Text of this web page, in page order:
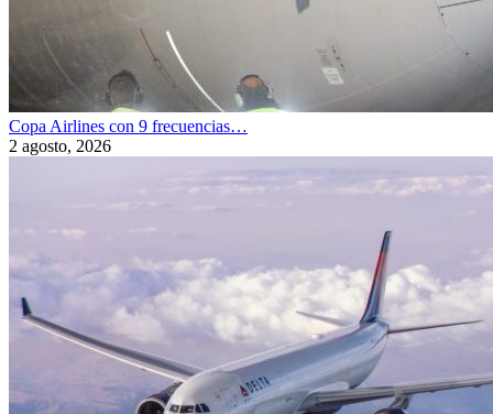
Copa Airlines con 9 frecuencias…
2 agosto, 2026